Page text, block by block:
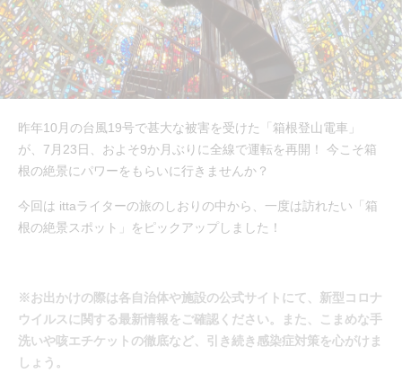
昨年10月の台風19号で甚大な被害を受けた「箱根登山電車」
が、7月23日、およそ9か月ぶりに全線で運転を再開！ 今こそ箱
根の絶景にパワーをもらいに行きませんか？
今回は ittaライターの旅のしおりの中から、一度は訪れたい「箱
根の絶景スポット」をピックアップしました！
※お出かけの際は各自治体や施設の公式サイトにて、新型コロナ
ウイルスに関する最新情報をご確認ください。また、こまめな手
洗いや咳エチケットの徹底など、引き続き感染症対策を心がけま
しょう。